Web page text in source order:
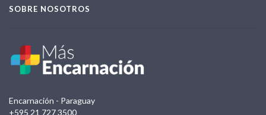
SOBRE NOSOTROS
Encarnación - Paraguay
+595 21 727 3500